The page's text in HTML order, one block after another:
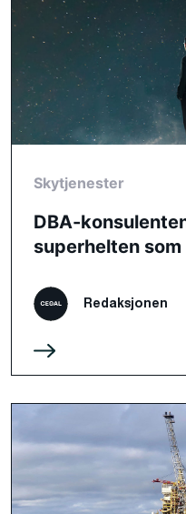
Skytjenester
DBA-
superhelten som
Redaksjonen